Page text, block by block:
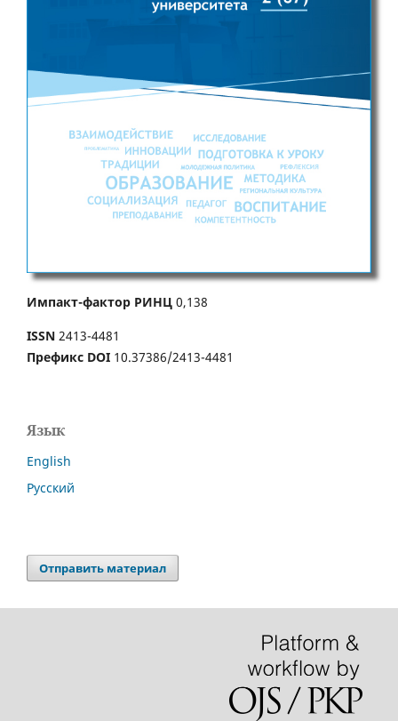
Импакт-фактор РИНЦ 0,138
ISSN 2413-4481
Префикс DOI 10.37386/2413-4481
Язык
English
Русский
Отправить материал